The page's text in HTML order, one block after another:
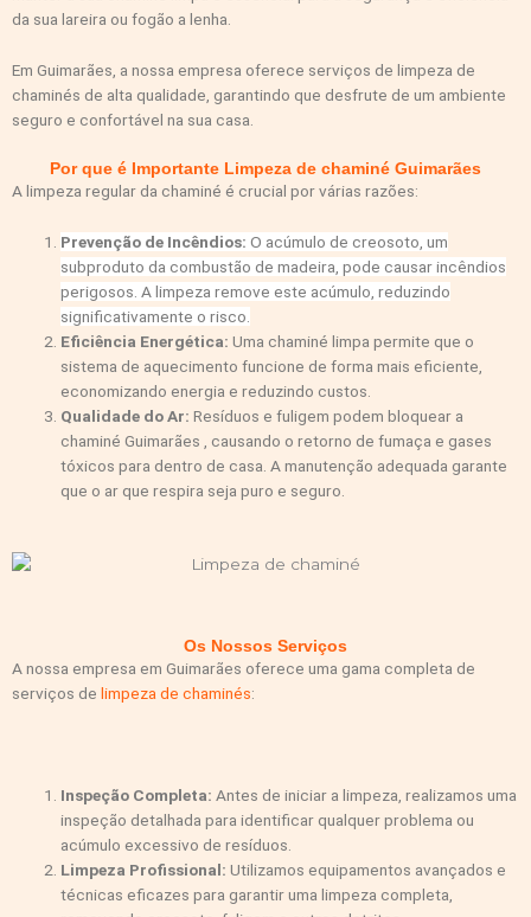
da sua lareira ou fogão a lenha.
Em Guimarães, a nossa empresa oferece serviços de limpeza de
chaminés de alta qualidade, garantindo que desfrute de um ambiente
seguro e confortável na sua casa.
Por que é Importante Limpeza de chaminé Guimarães
A limpeza regular da chaminé é crucial por várias razões:
Prevenção de Incêndios: O acúmulo de creosoto, um
subproduto da combustão de madeira, pode causar incêndios
perigosos. A limpeza remove este acúmulo, reduzindo
significativamente o risco.
Eficiência Energética: Uma chaminé limpa permite que o
sistema de aquecimento funcione de forma mais eficiente,
economizando energia e reduzindo custos.
Qualidade do Ar: Resíduos e fuligem podem bloquear a
chaminé Guimarães , causando o retorno de fumaça e gases
tóxicos para dentro de casa. A manutenção adequada garante
que o ar que respira seja puro e seguro.
Os Nossos Serviços
A nossa empresa em Guimarães oferece uma gama completa de
serviços de limpeza de chaminés:
Inspeção Completa: Antes de iniciar a limpeza, realizamos uma
inspeção detalhada para identificar qualquer problema ou
acúmulo excessivo de resíduos.
Limpeza Profissional:Utilizamos equipamentos avançados e
técnicas eficazes para garantir uma limpeza completa,